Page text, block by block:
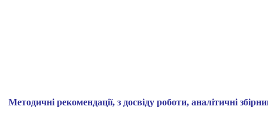
Методичні рекомендації, з досвіду роботи, аналітичні